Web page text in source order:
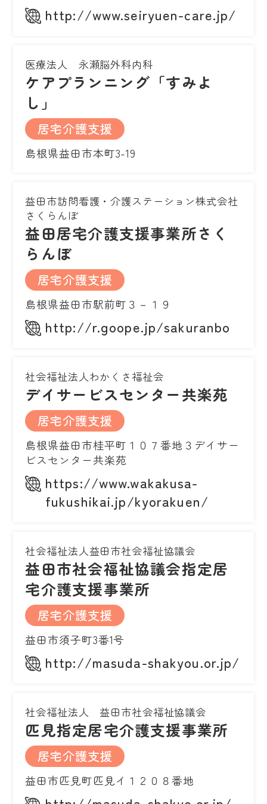
http://www.seiryuen-care.jp/
医療法人 永瀬脳外科内科
ケアプランニング「すみよ
し」
居宅介護支援
島根県益田市本町3-19
益田市訪問看護・介護ステーション株式会社
さくらんぼ
益田居宅介護支援事業所さく
らんぼ
居宅介護支援
島根県益田市駅前町３－１９
http://r.goope.jp/sakuranbo
社会福祉法人わかくさ福祉会
デイサービスセンター共楽苑
居宅介護支援
島根県益田市桂平町１０７番地３デイサー
ビスセンター共楽苑
https://www.wakakusa-
fukushikai.jp/kyorakuen/
社会福祉法人益田市社会福祉協議会
益田市社会福祉協議会指定居
宅介護支援事業所
居宅介護支援
益田市須子町3番1号
http://masuda-shakyou.or.jp/
社会福祉法人 益田市社会福祉協議会
匹見指定居宅介護支援事業所
居宅介護支援
益田市匹見町匹見イ１２０８番地